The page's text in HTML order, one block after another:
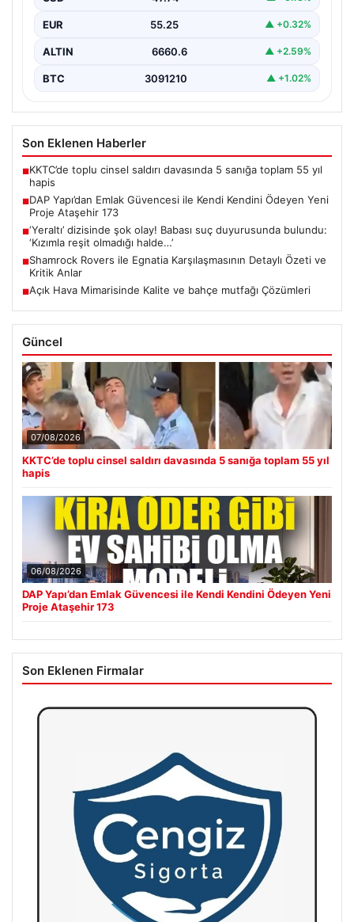
sunduğu yeni yaşam modeliyle…
EUR 55.25 ▲ +0.32%
ALTIN 6660.6 ▲ +2.59%
BTC 3091210 ▲ +1.02%
Son Eklenen Haberler
■KKTC’de toplu cinsel saldırı davasında 5 sanığa toplam 55 yıl
hapis
■DAP Yapı’dan Emlak Güvencesi ile Kendi Kendini Ödeyen Yeni
Proje Ataşehir 173
■‘Yeraltı’ dizisinde şok olay! Babası suç duyurusunda bulundu:
‘Kızımla reşit olmadığı halde…’
■Shamrock Rovers ile Egnatia Karşılaşmasının Detaylı Özeti ve
Kritik Anlar
■Açık Hava Mimarisinde Kalite ve bahçe mutfağı Çözümleri
Güncel
07/08/2026
KKTC’de toplu cinsel saldırı davasında 5 sanığa toplam 55 yıl
hapis
06/08/2026
DAP Yapı’dan Emlak Güvencesi ile Kendi Kendini Ödeyen Yeni
Proje Ataşehir 173
Son Eklenen Firmalar